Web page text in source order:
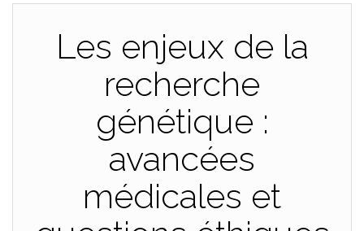
Les enjeux de la
recherche
génétique :
avancées
médicales et